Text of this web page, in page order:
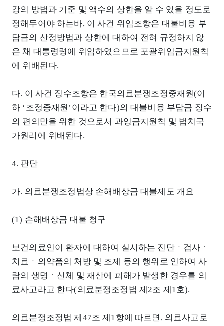
강의 방법과 기준 및 액수의 상한을 알 수 있을 정도로
정해두어야 하는바, 이 사건 위임조항은 대불비용 부
담금의 산정방법과 상한에 대하여 전혀 규정하지 않
은 채 대통령령에 위임하였으므로 포괄위임금지원칙
에 위배된다.
다. 이 사건 징수조항은 한국의료분쟁조정중재원(이
하 ‘조정중재원’이라고 한다)의 대불비용 부담금 징수
의 편의만을 위한 것으로서 과잉금지원칙 및 법치국
가원리에 위배된다.
4. 판단
가. 의료분쟁조정법상 손해배상금 대불제도 개요
(1) 손해배상금 대불 청구
보건의료인이 환자에 대하여 실시하는 진단ㆍ검사ㆍ
치료ㆍ의약품의 처방 및 조제 등의 행위로 인하여 사
람의 생명ㆍ신체 및 재산에 피해가 발생한 경우를 의
료사고라고 한다(의료분쟁조정법 제2조 제1호).
의료분쟁조정법 제47조 제1항에 따르면, 의료사고로